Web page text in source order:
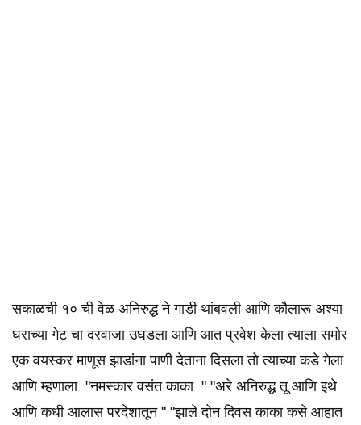
सकाळची १० ची वेळ अनिरुद्ध ने गाडी थांबवली आणि कौलारू अश्या
घराच्या गेट चा दरवाजा उघडला आणि आत प्रवेश केला त्याला समोर
एक वयस्कर माणूस झाडांना पाणी देताना दिसला तो त्याच्या कडे गेला
आणि म्हणाला "नमस्कार वसंत काका " "अरे अनिरुद्ध तू आणि इथे
आणि कधी आलास परदेशातून " "झाले दोन दिवस काका कसे आहात